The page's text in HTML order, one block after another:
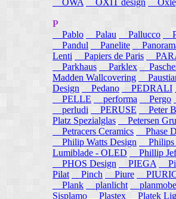
OWA
OXIT design
P
Pablo
Palau Pallucco
Pandul
Panelite
Lenti
Papiers de Paris
Parkhaus
Parklex
Madden Wallcovering
Design
Pedano PEDRALI
PELLE
performa Pergo
perludi
PERUSE Peter
Platz Spezialglas
Petersen
Petracers Ceramics
Phase
Philip Watts Design
Philips
Lumiblade - OLED
Phillip
PHOS Design
PIEGA
Pilat
Pinch Piure
Plank
planlicht
Sisplamo
Plastex Platek